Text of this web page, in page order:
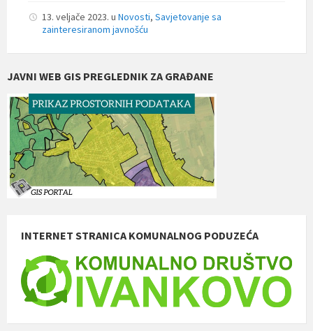
13. veljače 2023. u Novosti, Savjetovanje sa
zainteresiranom javnošću
JAVNI WEB GIS PREGLEDNIK ZA GRAĐANE
INTERNET STRANICA KOMUNALNOG PODUZEĆA